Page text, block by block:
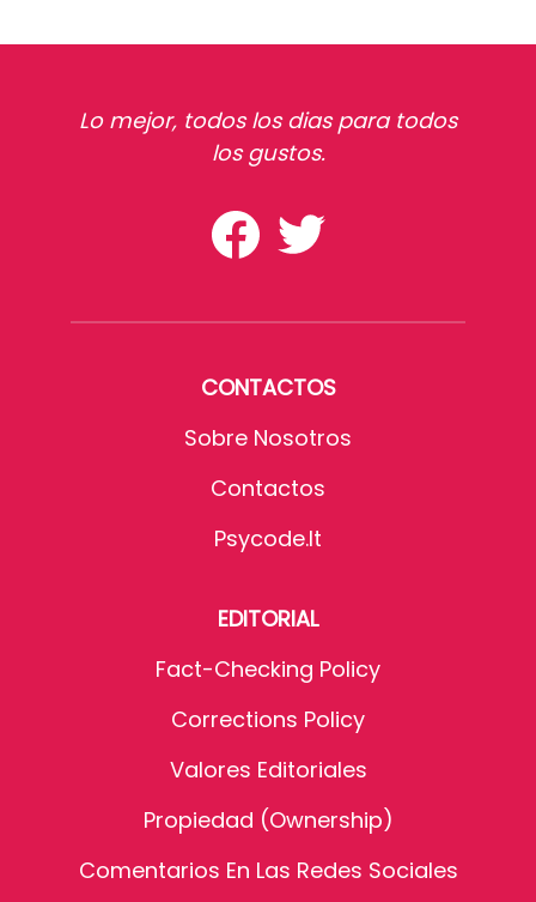
Lo mejor, todos los dias para todos
los gustos.
CONTACTOS
Sobre Nosotros
Contactos
Psycode.it
EDITORIAL
Fact-Checking Policy
Corrections Policy
Valores Editoriales
Propiedad (Ownership)
Comentarios En Las Redes Sociales